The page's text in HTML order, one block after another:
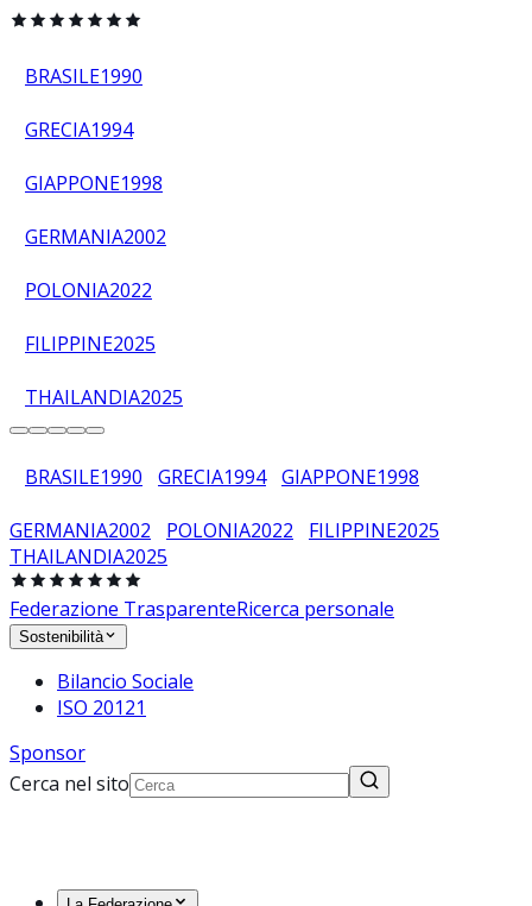
BRASILE1990
GRECIA1994
GIAPPONE1998
GERMANIA2002
POLONIA2022
FILIPPINE2025
THAILANDIA2025
BRASILE1990 GRECIA1994 GIAPPONE1998
GERMANIA2002 POLONIA2022 FILIPPINE2025
THAILANDIA2025
Federazione TrasparenteRicerca personale
Sostenibilità
Bilancio Sociale
ISO 20121
Sponsor
Cerca nel sito